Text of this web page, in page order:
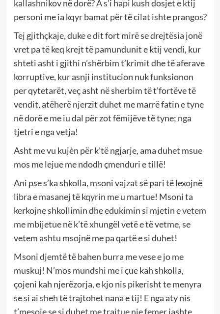
kallashnikov në dorë? A s’i hapi kush dosjet e ktij
personi me ia kqyr bamat për të cilat ishte prangos?
Tej gjithçkaje, duke e dit fort mirë se drejtësia jonë
vret pa të keq krejt të pamundunit e ktij vendi, kur
shteti asht i gjithi n’shërbim t’krimit dhe të aferave
korruptive, kur asnji institucion nuk funksionon
per qytetarët, veç asht në sherbim të t’fortëve të
vendit, atëherë njerzit duhet me marrë fatin e tyne
në dorë e me iu dal për zot fëmijëve të tyne; nga
tjetri e nga vetja!
Asht me vu kujèn për k’të ngjarje, ama duhet msue
mos me lejue me ndodh çmenduri e tillë!
Ani pse s’ka shkolla, msoni vajzat së pari të lexojnë
libra e masanej të kqyrin me u martue! Msoni ta
kerkojne shkollimin dhe edukimin si mjetin e vetem
me mbijetue në k’të xhungël vetë e të vetme, se
vetem ashtu msojnë me pa qartë e si duhet!
Msoni djemtë të bahen burra me vese e jo me
muskuj! N’mos mundshi me i çue kah shkolla,
çojeni kah njerëzorja, e kjo nis pikerisht te menyra
se si ai sheh të trajtohet nana e tij! E nga aty nis
t’mesoje se si duhet me trajtue nje femer jashte